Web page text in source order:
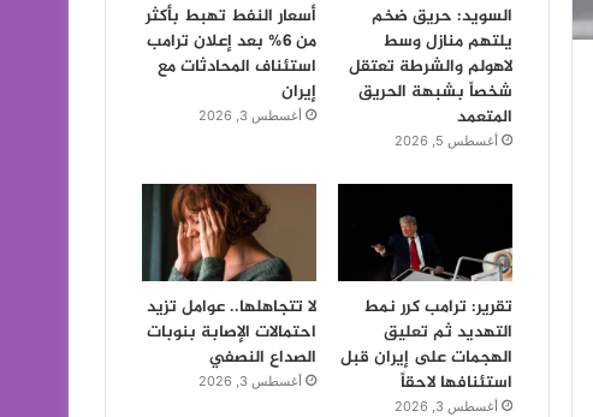
السويد: حريق ضخم
يلتهم منازل وسط
لاهولم والشرطة تعتقل
شخصاً بشبهة الحريق
المتعمد
أغسطس 5, 2026
أسعار النفط تهبط بأكثر
من 6% بعد إعلان ترامب
استئناف المحادثات مع
إيران
أغسطس 3, 2026
تقرير: ترامب كرر نمط
التهديد ثم تعليق
الهجمات على إيران قبل
استئنافها لاحقاً
أغسطس 3, 2026
لا تتجاهلها.. عوامل تزيد
احتمالات الإصابة بنوبات
الصداع النصفي
أغسطس 3, 2026